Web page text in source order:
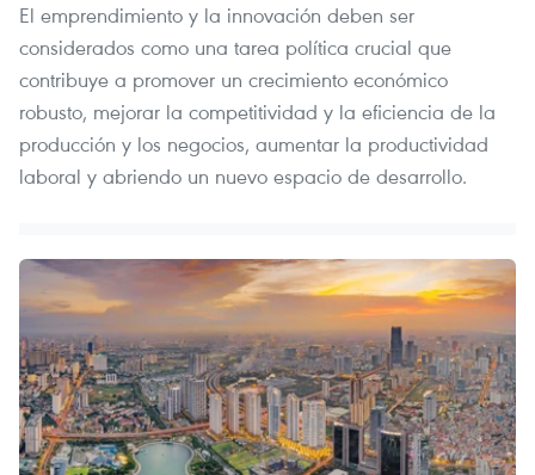
El emprendimiento y la innovación deben ser
considerados como una tarea política crucial que
contribuye a promover un crecimiento económico
robusto, mejorar la competitividad y la eficiencia de la
producción y los negocios, aumentar la productividad
laboral y abriendo un nuevo espacio de desarrollo.